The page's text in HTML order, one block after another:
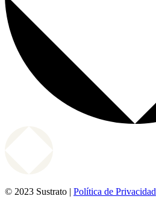
© 2023 Sustrato | Política de Privacidad